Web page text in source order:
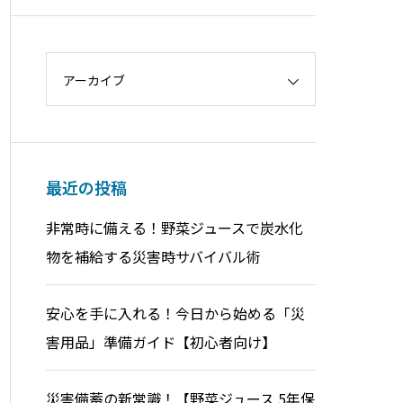
アーカイブ
最近の投稿
非常時に備える！野菜ジュースで炭水化
物を補給する災害時サバイバル術
安心を手に入れる！今日から始める「災
害用品」準備ガイド【初心者向け】
災害備蓄の新常識！【野菜ジュース 5年保